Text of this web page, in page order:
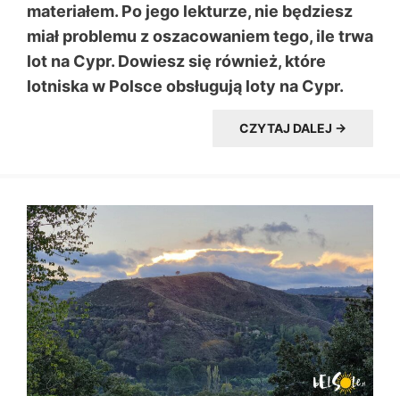
materiałem. Po jego lekturze, nie będziesz
miał problemu z oszacowaniem tego, ile trwa
lot na Cypr. Dowiesz się również, które
lotniska w Polsce obsługują loty na Cypr.
CZYTAJ DALEJ →